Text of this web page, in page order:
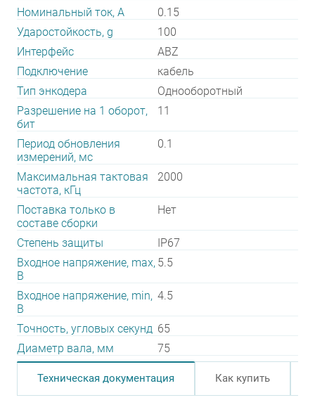
Номинальный ток, А
0.15
Ударостойкость, g
100
Интерфейс
ABZ
Подключение
кабель
Тип энкодера
Однооборотный
Разрешение на 1 оборот,
бит
11
Период обновления
измерений, мс
0.1
Максимальная тактовая
частота, кГц
2000
Поставка только в
составе сборки
Нет
Степень защиты
IP67
Входное напряжение, max,
В
5.5
Входное напряжение, min,
В
4.5
Точность, угловых секунд 65
Диаметр вала, мм
75
Техническая документация Как купить